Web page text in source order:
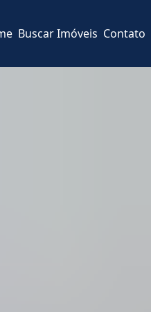
Buscar Imóveis Contato